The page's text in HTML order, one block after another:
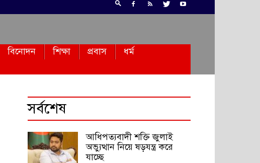
বিনোদন শিক্ষা প্রবাস
ধর্ম
সর্বশেষ
আধিপত্যবাদী শক্তি জুলাই
অভ্যুত্থান নিয়ে ষড়যন্ত্র করে
যাচ্ছে